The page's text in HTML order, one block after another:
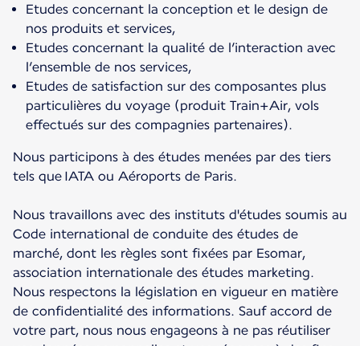
Etudes concernant la conception et le design de
nos produits et services,
Etudes concernant la qualité de l’interaction avec
l’ensemble de nos services,
Etudes de satisfaction sur des composantes plus
particulières du voyage (produit Train+Air, vols
effectués sur des compagnies partenaires).
Nous participons à des études menées par des tiers
tels que IATA ou Aéroports de Paris.
Nous travaillons avec des instituts d'études soumis au
Code international de conduite des études de
marché, dont les règles sont fixées par Esomar,
association internationale des études marketing.
Nous respectons la législation en vigueur en matière
de confidentialité des informations. Sauf accord de
votre part, nous nous engageons à ne pas réutiliser